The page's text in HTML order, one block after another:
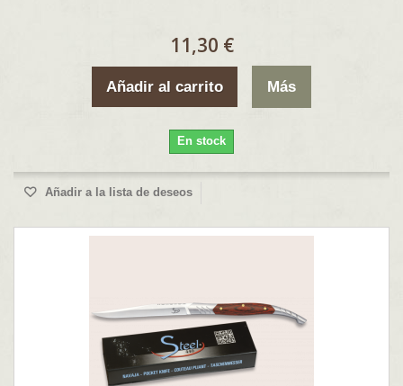
11,30 €
Añadir al carrito Más
En stock
Añadir a la lista de deseos